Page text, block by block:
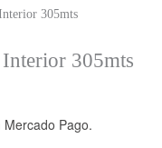
305mts
305mts
Mercado Pago.